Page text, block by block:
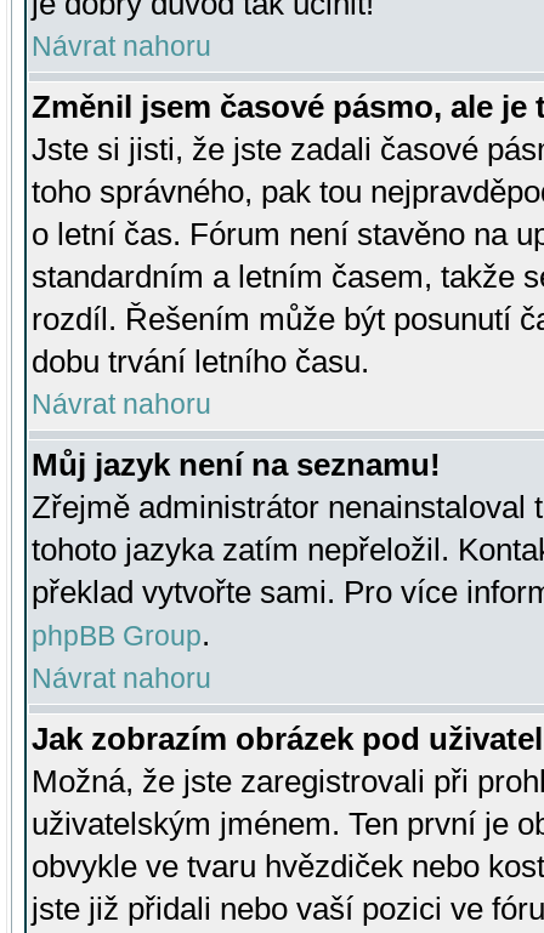
Návrat nahoru
Změnil jsem časové pásmo, ale je
Jste si jisti, že jste zadali časové
toho správného, pak tou
o letní čas. Fórum není stavěno na
standardním a letním časem, takže
rozdíl. Řešením může být posunutí
dobu trvání letního času.
Návrat nahoru
Můj jazyk není na seznamu!
Zřejmě administrátor nenainstaloval
tohoto jazyka zatím nepřeložil.
překlad vytvořte sami. Pro více
phpBB Group.
Návrat nahoru
Jak zobrazím obrázek pod
Možná, že jste zaregistrovali při
uživatelským jménem. Ten první je
obvykle ve tvaru hvězdiček nebo
jste již přidali nebo vaší pozici ve